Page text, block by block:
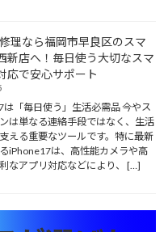
理なら福岡市早良区のスマ
新店へ！毎日使う大切なスマ
応で安心サポート
「毎日使う」生活必需品 今やス
は単なる連絡手段ではなく、生活
える重要なツールです。特に最新
iPhone17は、高性能カメラや高
なアプリ対応などにより、 […]